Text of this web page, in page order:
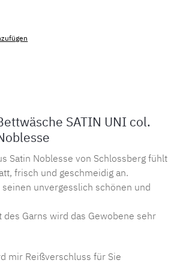
SATIN UNI col.
Satin Noblesse von Schlossberg fühlt
frisch und geschmeidig an.
unvergesslich schönen und
des Garns wird das Gewobene sehr
mir Reißverschluss für Sie